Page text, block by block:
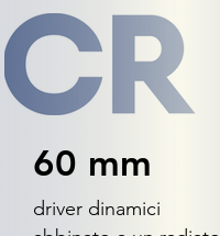
60 mm
driver dinamici